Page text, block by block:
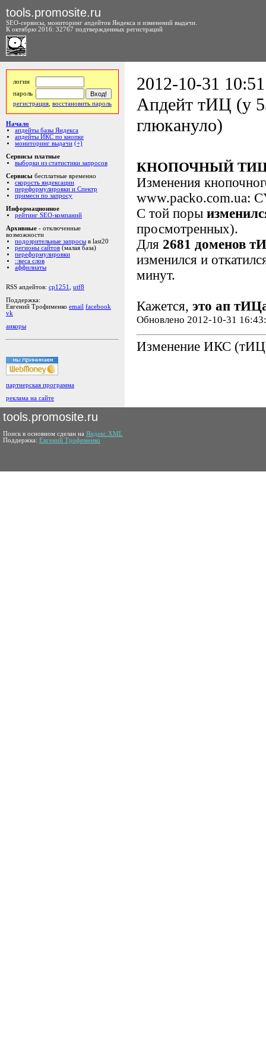
tools.promosite.ru
SEO-сервисы, мониторинг апдейтов Яндекса и изменений выдачи.
К октябрю 2016: 32767 подтвержденных регистраций
логин
пароль
регистрация восстановить пароль
Начало
апдейты базы Яндекса
апдейты ИКС по кнопке
мониторинг выдачи (+)
Сервисы платные
выборки из статистики запросов
Сервисы бесплатные временно
скорость яндексации
переформулировки и Спектр
примеси по запросу
Информационное
рейтинг SEO-компаний
Архивные - отключенные
возможности
подозрительные запросы в last20
регионы сайтов (малая база)
переформулировки
::веса слов
аффилиаты
RSS апдейтов: cp1251
utf8
Поддержка:
Евгений Трофименко email facebook
vk
анкоры
партнерская программа
реклама на сайте
2012-10-31
Апдейт тИЦ (у
глюкануло)
КНОПОЧНЫЙ
Изменения
www.packo.com.ua:
С той поры
просмотренных).
Для 2681 доменов
изменился и
минут.
Кажется, это ап
Обновлено 2012-10-31
Изменение ИКС
tools.promosite.ru
Поиск в основном сделан на Яндекс.XML
Поддержка: Евгений Трофименко